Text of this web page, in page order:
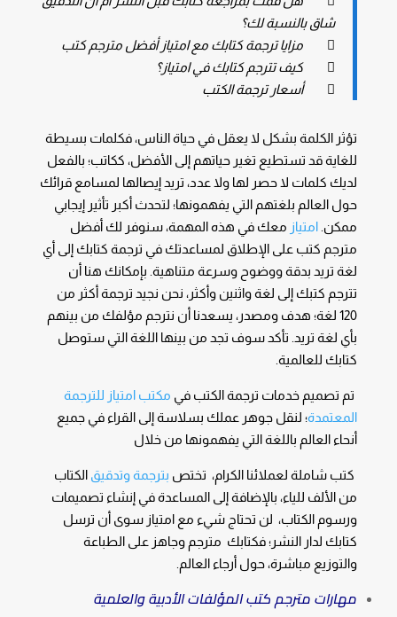
شاق بالنسبة لك؟
 مزايا ترجمة كتابك مع امتياز أفضل مترجم كتب
 كيف تترجم كتابك في امتياز؟
 أسعار ترجمة الكتب
تؤثر الكلمة بشكل لا يعقل في حياة الناس، فكلمات بسيطة
للغاية قد تستطيع تغير حياتهم إلى الأفضل، ككاتب؛ بالفعل
لديك كلمات لا حصر لها ولا عدد، تريد إيصالها لمسامع قرائك
حول العالم بلغتهم التي يفهمونها؛ لتحدث أكبر تأثير إيجابي
ممكن. امتياز معك في هذه المهمة، سنوفر لك أفضل
مترجم كتب على الإطلاق لمساعدتك في ترجمة كتابك إلى أي
لغة تريد بدقة ووضوح وسرعة متناهية. بإمكانك هنا أن
تترجم كتبك إلى لغة واثنين وأكثر، نحن نجيد ترجمة أكثر من
120 لغة؛ هدف ومصدر، يسعدنا أن نترجم مؤلفك من بينهم
بأي لغة تريد. تأكد سوف تجد من بينها اللغة التي ستوصل
كتابك للعالمية.
تم تصميم خدمات ترجمة الكتب في مكتب امتياز للترجمة
المعتمدة؛ لنقل جوهر عملك بسلاسة إلى القراء في جميع
أنحاء العالم باللغة التي يفهمونها من خلال
كتب شاملة لعملائنا الكرام، تختص بترجمة وتدقيق الكتاب
من الألف للياء، بالإضافة إلى المساعدة في إنشاء تصميمات
ورسوم الكتاب، لن تحتاج شيء مع امتياز سوى أن ترسل
كتابك لدار النشر؛ فكتابك مترجم وجاهز على الطباعة
والتوزيع مباشرة، حول أرجاء العالم.
مهارات مترجم كتب المؤلفات الأدبية والعلمية